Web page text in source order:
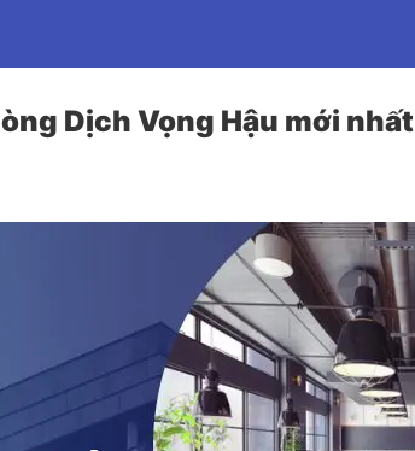
Dịch Vọng Hậu mới nhất